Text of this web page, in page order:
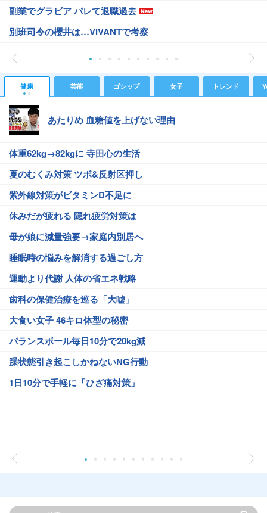
副業でグラビア バレて退職過去
別班司令の櫻井は…VIVANTで考察
健康 芸能 ゴシップ 女子 トレンド
あたりめ 血糖値を上げない理由
体重62kg→82kgに 寺田心の生活
夏のむくみ対策 ツボ&反射区押し
紫外線対策がビタミンD不足に
休みだが疲れる 隠れ疲労対策は
母が娘に減量強要→家庭内別居へ
睡眠時の悩みを解消する過ごし方
運動より代謝 人体の省エネ戦略
歯科の保健治療を巡る「大嘘」
大食い女子 46キロ体型の秘密
バランスボール毎日10分で20kg減
躁状態引き起こしかねないNG行動
1日10分で手軽に「ひざ痛対策」